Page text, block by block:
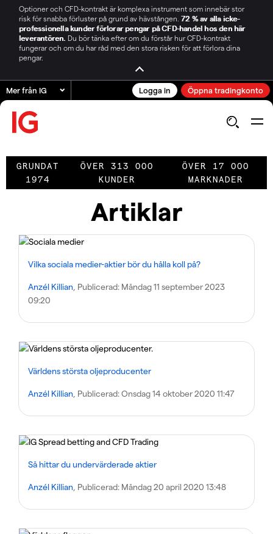
Optioner och CFD-kontrakt är komplexa instrument som innebär stor
risk för snabba förluster på grund av hävstången. 72 % av alla icke-
professionella kunder förlorar pengar på CFD-handel hos den här
leverantören. Du bör tänka efter om du förstår hur CFD-kontrakt
fungerar och om du har råd med den stora risken för att förlora dina
pengar.
Mer från IG Logga in Öppna tradingkonto
GRUNDAT
1974
ÖVER 313 000
KUNDER
ÖVER 17 000
MARKNADER
Artiklar
Vilka sociala medier-aktier bör du hålla koll på?
Anzél Killian , Publicerad: Måndag 11 september 2023
09:20
Världens största oljeproducenter
Anzél Killian , Publicerad:Onsdag 14 oktober 2020 11:47
Så hittar du undervärderade aktier
Anzél Killian , Publicerad: Måndag 20 april 2020 13:48